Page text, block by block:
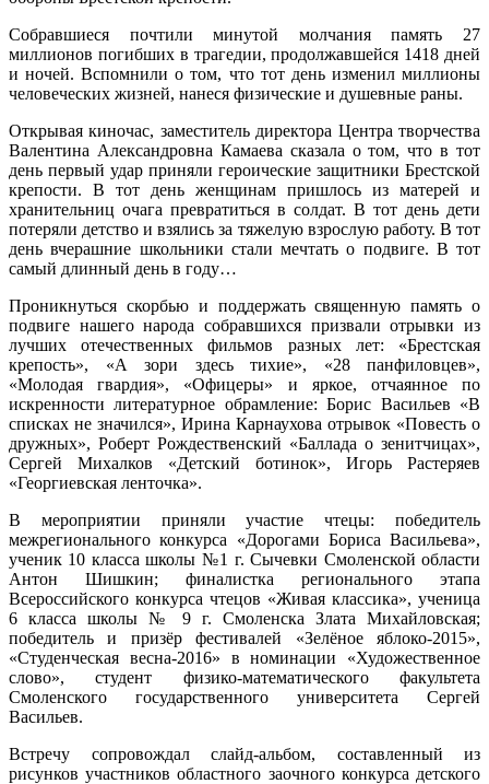
Собравшиеся почтили минутой молчания память 27
миллионов погибших в трагедии, продолжавшейся 1418 дней
и ночей. Вспомнили о том, что тот день изменил миллионы
человеческих жизней, нанеся физические и душевные раны.
Открывая киночас, заместитель директора Центра творчества
Валентина Александровна Камаева сказала о том, что в тот
день первый удар приняли героические защитники Брестской
крепости. В тот день женщинам пришлось из матерей и
хранительниц очага превратиться в солдат. В тот день дети
потеряли детство и взялись за тяжелую взрослую работу. В тот
день вчерашние школьники стали мечтать о подвиге. В тот
самый длинный день в году…
Проникнуться скорбью и поддержать священную память о
подвиге нашего народа собравшихся призвали отрывки из
лучших отечественных фильмов разных лет: «Брестская
крепость», «А зори здесь тихие», «28 панфиловцев»,
«Молодая гвардия», «Офицеры» и яркое, отчаянное по
искренности литературное обрамление: Борис Васильев «В
списках не значился», Ирина Карнаухова отрывок «Повесть о
дружных», Роберт Рождественский «Баллада о зенитчицах»,
Сергей Михалков «Детский ботинок», Игорь Растеряев
«Георгиевская ленточка».
В мероприятии приняли участие чтецы: победитель
межрегионального конкурса «Дорогами Бориса Васильева»,
ученик 10 класса школы №1 г. Сычевки Смоленской области
Антон Шишкин; финалистка регионального этапа
Всероссийского конкурса чтецов «Живая классика», ученица
6 класса школы № 9 г. Смоленска Злата Михайловская;
победитель и призёр фестивалей «Зелёное яблоко-2015»,
«Студенческая весна-2016» в номинации «Художественное
слово», студент физико-математического факультета
Смоленского государственного университета Сергей
Васильев.
Встречу сопровождал слайд-альбом, составленный из
рисунков участников областного заочного конкурса детского